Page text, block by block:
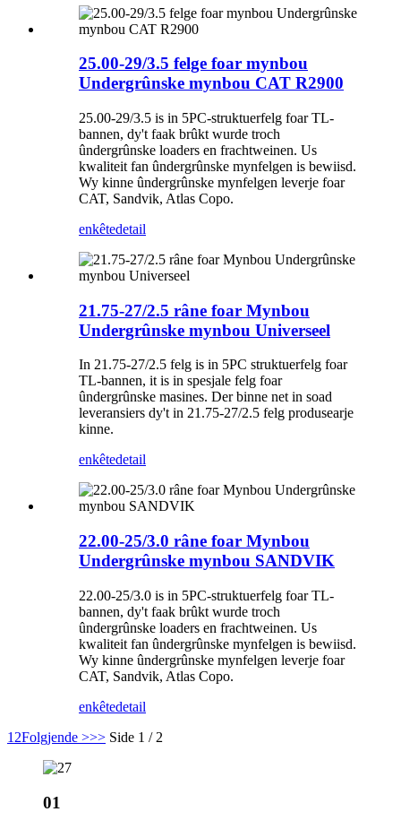
25.00-29/3.5 felge foar mynbou
Undergrûnske mynbou CAT R2900
25.00-29/3.5 is in 5PC-struktuerfelg foar TL-
bannen, dy't faak brûkt wurde troch
ûndergrûnske loaders en frachtweinen. Us
kwaliteit fan ûndergrûnske mynfelgen is bewiisd.
Wy kinne ûndergrûnske mynfelgen leverje foar
CAT, Sandvik, Atlas Copo.
enkêtedetail
21.75-27/2.5 râne foar Mynbou
Undergrûnske mynbou Universeel
In 21.75-27/2.5 felg is in 5PC struktuerfelg foar
TL-bannen, it is in spesjale felg foar
ûndergrûnske masines. Der binne net in soad
leveransiers dy't in 21.75-27/2.5 felg produsearje
kinne.
enkêtedetail
22.00-25/3.0 râne foar Mynbou
Undergrûnske mynbou SANDVIK
22.00-25/3.0 is in 5PC-struktuerfelg foar TL-
bannen, dy't faak brûkt wurde troch
ûndergrûnske loaders en frachtweinen. Us
kwaliteit fan ûndergrûnske mynfelgen is bewiisd.
Wy kinne ûndergrûnske mynfelgen leverje foar
CAT, Sandvik, Atlas Copo.
enkêtedetail
1 2Folgjende >>> Side 1 / 2
01